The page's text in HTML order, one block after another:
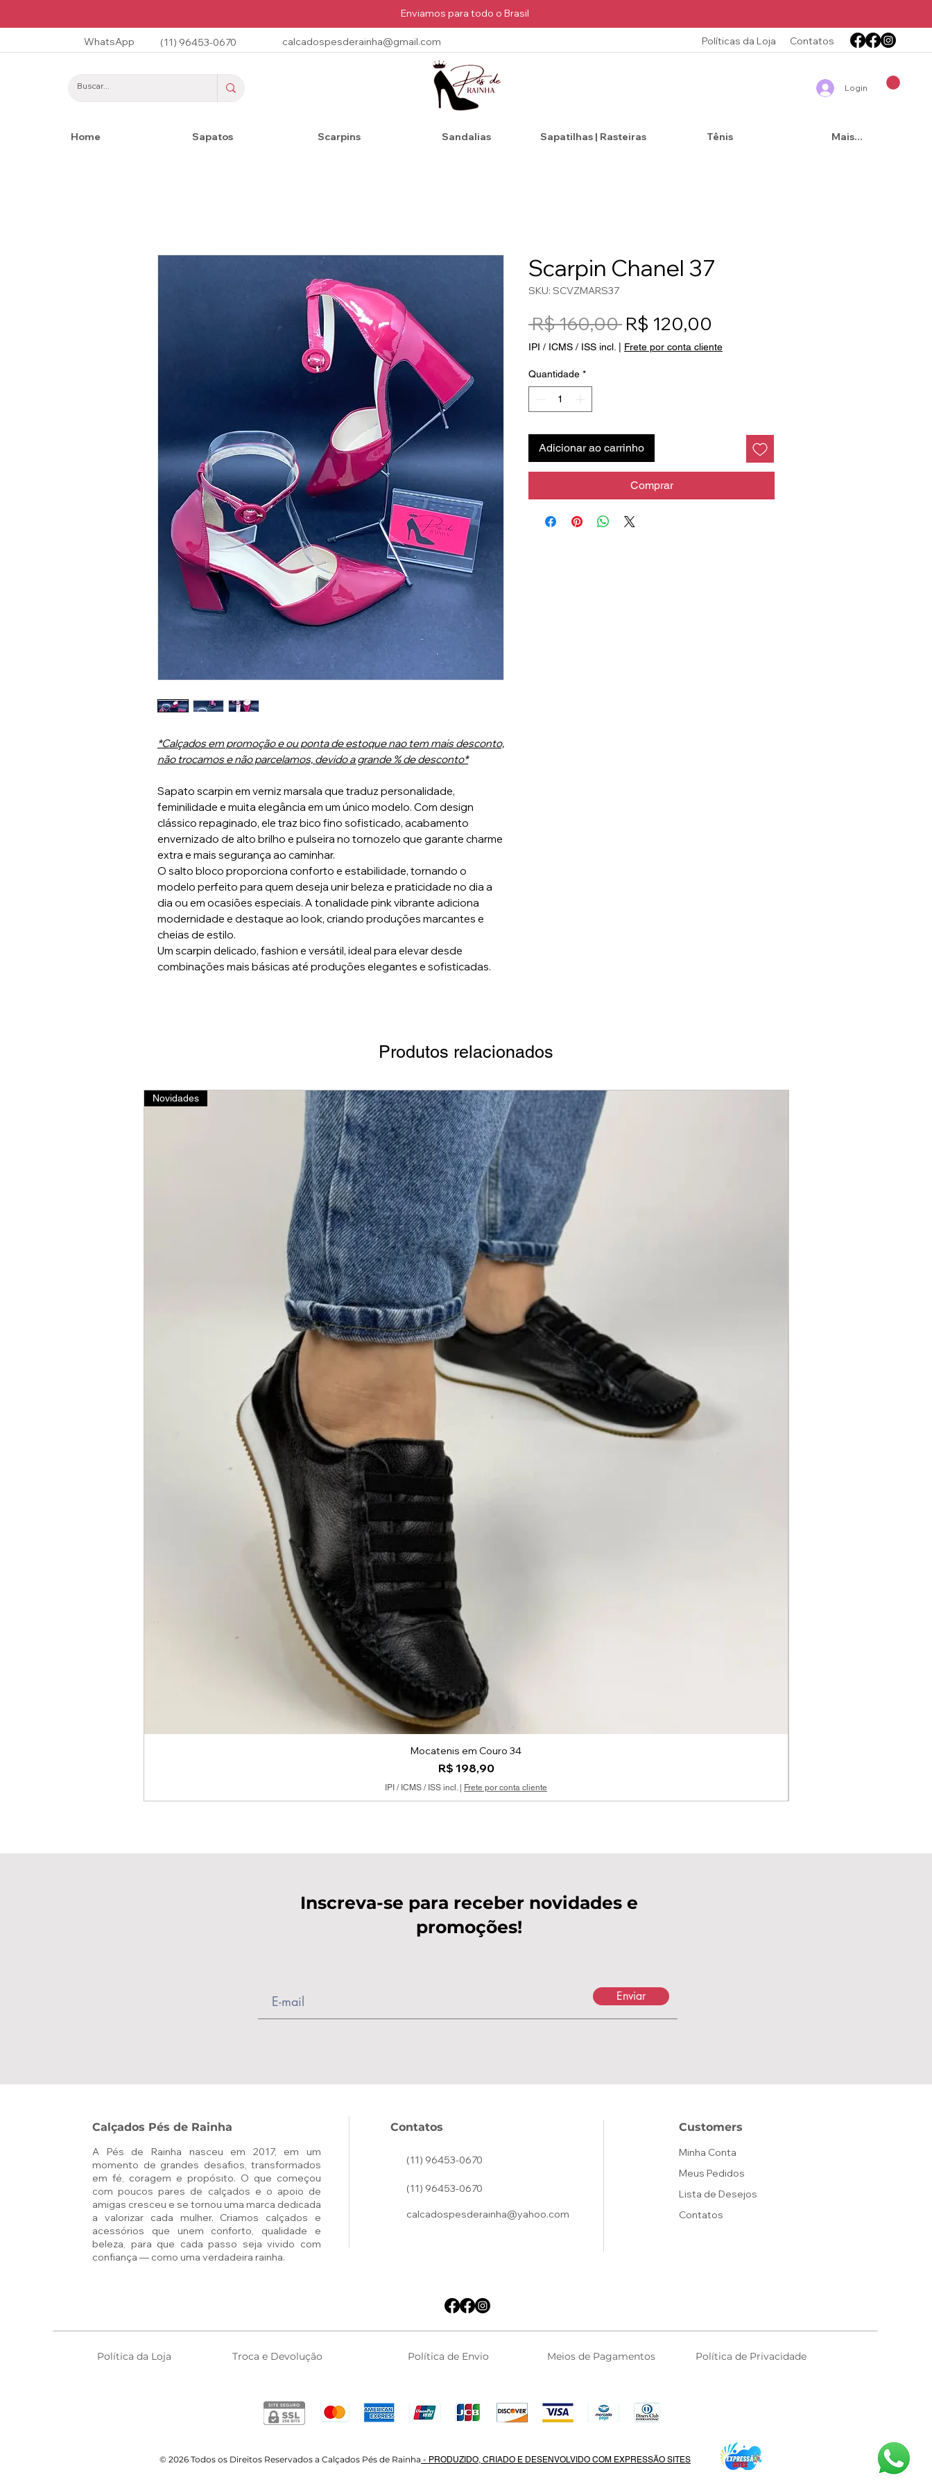
Enviamos para todo o Brasil
WhatsApp (11) 96453-0670 calcadospesderainha@gmail.com Políticas da Loja Contatos
Login
Home Sapatos Scarpins Sandalias Sapatilhas | Rasteiras Tênis Mais...
*Calçados em promoção e ou ponta de estoque nao tem mais desconto,
não trocamos e não parcelamos, devido a grande % de desconto*
Sapato scarpin em verniz marsala que traduz personalidade,
feminilidade e muita elegância em um único modelo. Com design
clássico repaginado, ele traz bico fino sofisticado, acabamento
envernizado de alto brilho e pulseira no tornozelo que garante charme
extra e mais segurança ao caminhar.
O salto bloco proporciona conforto e estabilidade, tornando o
modelo perfeito para quem deseja unir beleza e praticidade no dia a
dia ou em ocasiões especiais. A tonalidade pink vibrante adiciona
modernidade e destaque ao look, criando produções marcantes e
cheias de estilo.
Um scarpin delicado, fashion e versátil, ideal para elevar desde
combinações mais básicas até produções elegantes e sofisticadas.
Scarpin Chanel 37
SKU: SCVZMARS37
R$ 160,00 Preço normal
R$ 120,00
IPI / ICMS / ISS incl. Frete por conta cliente
Quantidade *
Adicionar ao carrinho
Comprar
Produtos relacionados
Visualização rápida
Novidades
Mocatenis em Couro 34
Preço
R$ 198,90
IPI / ICMS / ISS incl.| Frete por conta cliente
Inscreva-se para receber novidades e
promoções!
Enviar
Calçados Pés de Rainha
A Pés de Rainha nasceu em 2017, em um
momento de grandes desafios, transformados
em fé, coragem e propósito. O que começou
com poucos pares de calçados e o apoio de
amigas cresceu e se tornou uma marca dedicada
a valorizar cada mulher. Criamos calçados e
acessórios que unem conforto, qualidade e
beleza, para que cada passo seja vivido com
confiança — como uma verdadeira rainha.
Contatos
(11) 96453-0670
(11) 96453-0670
calcadospesderainha@yahoo.com
Customers
Minha Conta
Meus Pedidos
Lista de Desejos
Contatos
Política da Loja Troca e Devolução Política de Envio Meios de Pagamentos Política de Privacidade
© 2026 Todos os Direitos Reservados a Calçados Pés de Rainha - PRODUZIDO, CRIADO E DESENVOLVIDO COM EXPRESSÃO SITES